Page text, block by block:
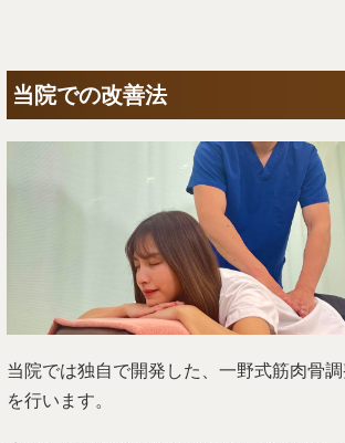
当院での改善法
当院では独自で開発した、一野式筋肉骨
を行います。